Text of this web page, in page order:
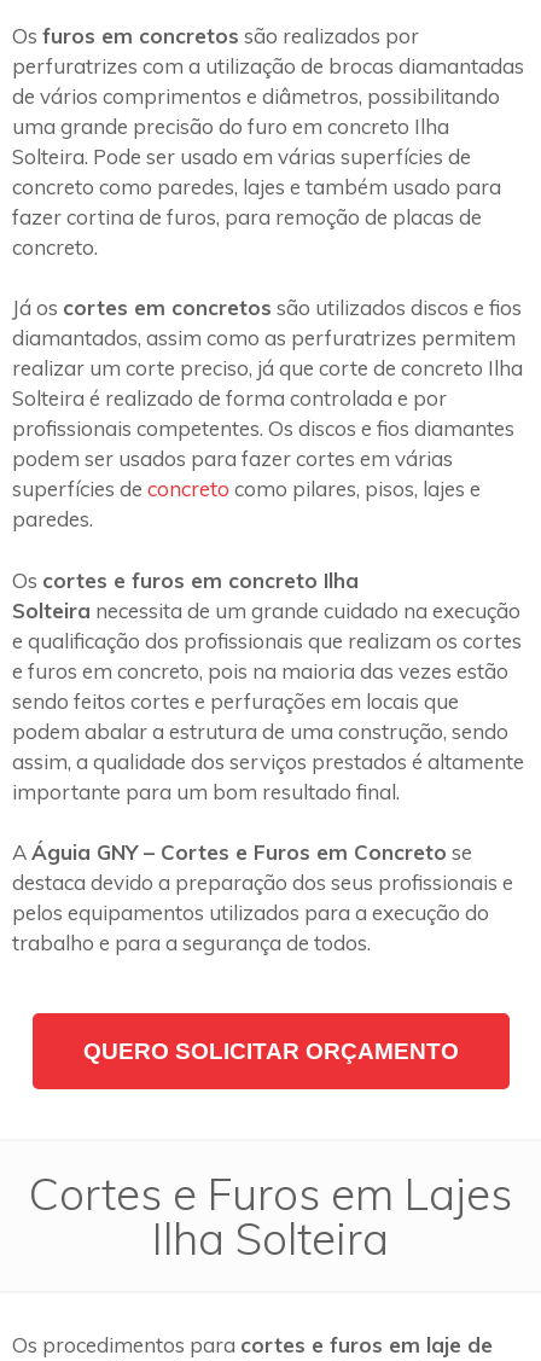
Os furos em concretos são realizados por
perfuratrizes com a utilização de brocas diamantadas
de vários comprimentos e diâmetros, possibilitando
uma grande precisão do furo em concreto Ilha
Solteira. Pode ser usado em várias superfícies de
concreto como paredes, lajes e também usado para
fazer cortina de furos, para remoção de placas de
concreto.
Já os cortes em concretos são utilizados discos e fios
diamantados, assim como as perfuratrizes permitem
realizar um corte preciso, já que corte de concreto Ilha
Solteira é realizado de forma controlada e por
profissionais competentes. Os discos e fios diamantes
podem ser usados para fazer cortes em várias
superfícies de concreto como pilares, pisos, lajes e
paredes.
Os cortes e furos em concreto Ilha
Solteira necessita de um grande cuidado na execução
e qualificação dos profissionais que realizam os cortes
e furos em concreto, pois na maioria das vezes estão
sendo feitos cortes e perfurações em locais que
podem abalar a estrutura de uma construção, sendo
assim, a qualidade dos serviços prestados é altamente
importante para um bom resultado final.
AÁguia GNY – Cortes e Furos em Concreto se
destaca devido a preparação dos seus profissionais e
pelos equipamentos utilizados para a execução do
trabalho e para a segurança de todos.
QUERO SOLICITAR ORÇAMENTO
Cortes e Furos em Lajes
Ilha Solteira
Os procedimentos para cortes e furos em laje de